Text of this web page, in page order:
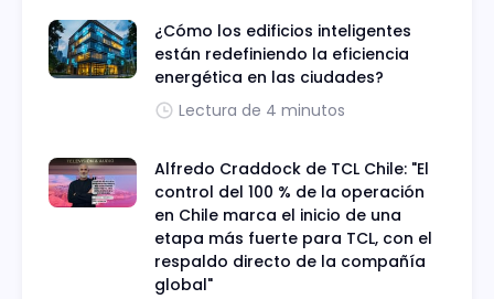
¿Cómo los edificios inteligentes
están redefiniendo la eficiencia
energética en las ciudades?
Lectura de 4 minutos
Alfredo Craddock de TCL Chile: "El
control del 100 % de la operación
en Chile marca el inicio de una
etapa más fuerte para TCL, con el
respaldo directo de la compañía
global"